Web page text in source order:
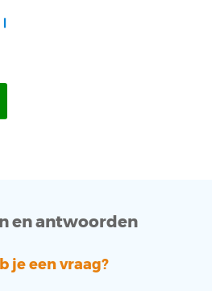
|
en antwoorden
je een vraag?